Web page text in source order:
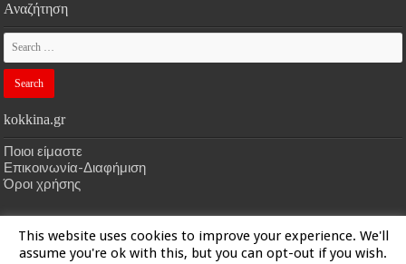
Αναζήτηση
kokkina.gr
Ποιοι είμαστε
Επικοινωνία-Διαφήμιση
Όροι χρήσης
HOMEkokkina.gr | Designed bykokkina.gr
This website uses cookies to improve your experience. We'll
assume you're ok with this, but you can opt-out if you wish.